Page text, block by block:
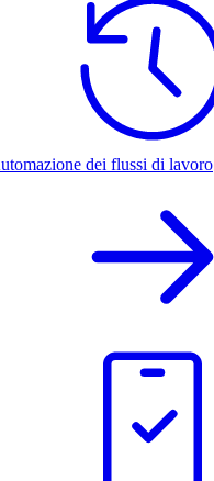
dei flussi di lavoro